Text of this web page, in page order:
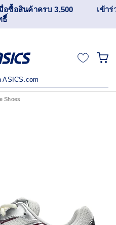
มคะแนน และสิทธิพิเศษสำหรับ
สมัครเลย
ASICS.com
Shoes